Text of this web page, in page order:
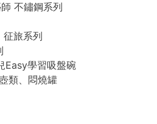
不鏽鋼系列
征旅系列
Easy學習吸盤碗
類、悶燒罐